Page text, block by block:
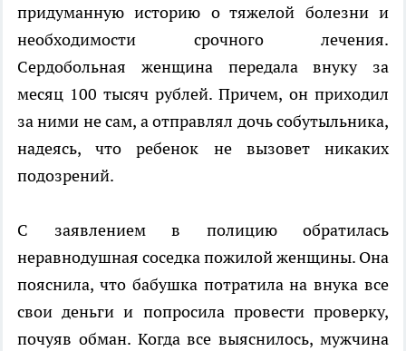
придуманную историю о тяжелой болезни и
необходимости срочного лечения.
Сердобольная женщина передала внуку за
месяц 100 тысяч рублей. Причем, он приходил
за ними не сам, а отправлял дочь собутыльника,
надеясь, что ребенок не вызовет никаких
подозрений.
С заявлением в полицию обратилась
неравнодушная соседка пожилой женщины. Она
пояснила, что бабушка потратила на внука все
свои деньги и попросила провести проверку,
почуяв обман. Когда все выяснилось, мужчина